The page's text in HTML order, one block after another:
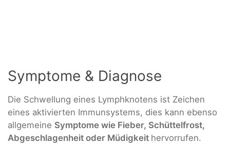
Symptome & Diagnose
Die Schwellung eines Lymphknotens ist Zeichen
eines aktivierten Immunsystems, dies kann ebenso
allgemeine Symptome wie Fieber, Schüttelfrost,
Abgeschlagenheit oder Müdigkeit hervorrufen.